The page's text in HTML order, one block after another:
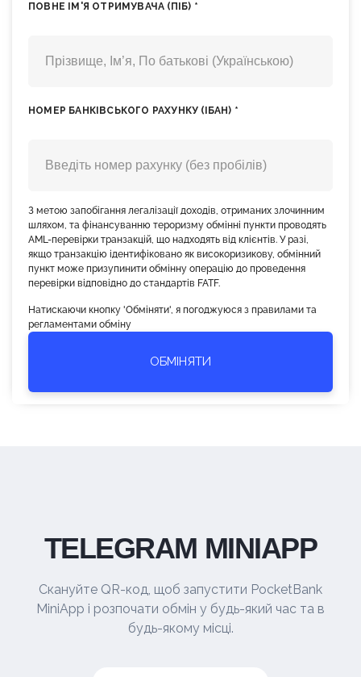
ПОВНЕ ІМ'Я ОТРИМУВАЧА (ПIБ) *
НОМЕР БАНКІВСЬКОГО РАХУНКУ (ІБАН) *
З метою запобігання легалізації доходів, отриманих злочинним
шляхом, та фінансуванню тероризму обмінні пункти проводять
AML-перевірки транзакцій, що надходять від клієнтів. У разі,
якщо транзакцію ідентифіковано як високоризикову, обмінний
пункт може призупинити обмінну операцію до проведення
перевірки відповідно до стандартів FATF.
Натискаючи кнопку 'Обміняти', я погоджуюся з правилами та
регламентами обміну
ОБМІНЯТИ
TELEGRAM MINIAPP
Скануйте QR-код, щоб запустити PocketBank
MiniApp і розпочати обмін у будь-який час та в
будь-якому місці.